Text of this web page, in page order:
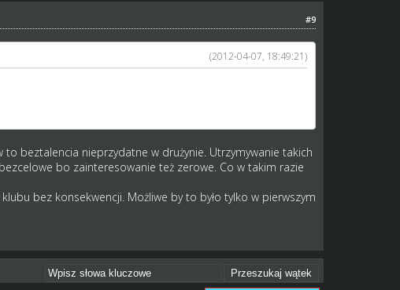
#9
(2012-04-07, 18:49:21)
beztalencia nieprzydatne w drużynie. Utrzymywanie takich
bo zainteresowanie też zerowe. Co w takim razie
bez konsekwencji. Możliwe by to było tylko w pierwszym